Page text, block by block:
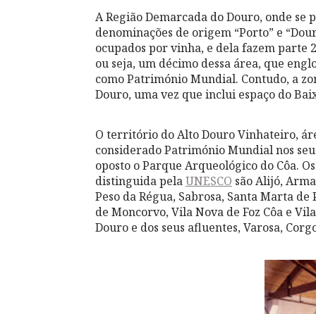
A Região Demarcada do Douro, onde
denominações de origem “Porto” e
ocupados por vinha, e dela fazem parte
ou seja, um décimo dessa área, que
como Património Mundial. Contudo, a
Douro, uma vez que inclui espaço do
O território do Alto Douro Vinhateiro,
considerado Património Mundial nos
oposto o Parque Arqueológico do Côa.
distinguida pelaUNESCO são Alijó,
Peso da Régua, Sabrosa, Santa Marta
de Moncorvo, Vila Nova de Foz Côa e
Douro e dos seus afluentes, Varosa,